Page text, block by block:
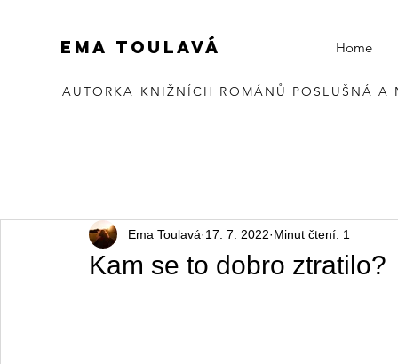
EMA TOULAVÁ Home
AUTORKA KNIŽNÍCH ROMÁNŮ POSLUŠNÁ A
Kam se to dobro ztratilo?
Ema Toulavá 17. 7. 2022 Minut čtení: 1